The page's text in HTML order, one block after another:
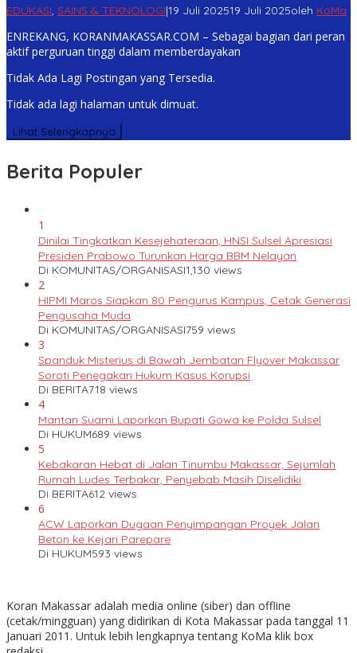
EDUKASI, SAINS & TEKNOLOGI|19 Juli 202519 Juli 2025oleh KoMa
ENREKANG, KORANMAKASSAR.COM – Sebagai bagian dari peran
aktif perguruan tinggi dalam memberdayakan
Tidak Ada Lagi Postingan yang Tersedia.
Tidak ada lagi halaman untuk dimuat.
Lihat Selengkapnya
Berita Populer
1
Dinilai Tingkatkan Kesejehateraan, HNSI Sulsel Apresiasi
Presiden Prabowo Turunkan Harga BBM Nelayan
Di KOMUNITAS/ORGANISASI1,130 views
2
HIPMI Maros Siapkan 80 Pengurus Kampus, Cetak Generasi
Pengusaha Muda
Di KOMUNITAS/ORGANISASI759 views
3
Spanduk Misterius di Bawah Jembatan Flyover Makassar
Soroti Penegakan Hukum Kasus Korupsi
Di BERITA718 views
4
Mantan Suami Laporkan Bupati Gowa ke Polda Sulsel
Di HUKUM689 views
5
Kebakaran Hebat di Jalan Tinumbu Makassar, Sejumlah
Rumah Ludes Terbakar, Penyebab Masih Diselidiki
Di BERITA612 views
6
ACW Laporkan Dugaan Penyimpangan Proyek Jalan
Beton ke Kejari Parepare
Di HUKUM593 views
Koran Makassar adalah media online (siber) dan offline
(cetak/mingguan) yang didirikan di Kota Makassar pada tanggal 11
Januari 2011. Untuk lebih lengkapnya tentang KoMa klik box